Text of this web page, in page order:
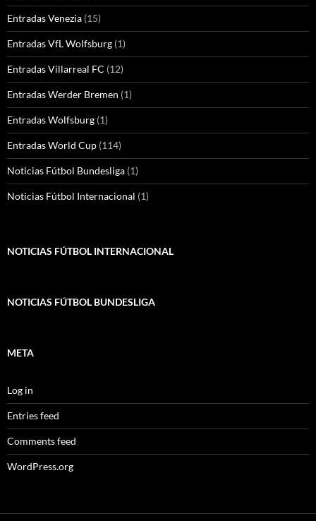
Entradas Venezia (15)
Entradas VfL Wolfsburg (1)
Entradas Villarreal FC (12)
Entradas Werder Bremen (1)
Entradas Wolfsburg (1)
Entradas World Cup (114)
Noticias Fútbol Bundesliga (1)
Noticias Fútbol Internacional (1)
NOTICIAS FÚTBOL INTERNACIONAL
NOTICIAS FÚTBOL BUNDESLIGA
META
Log in
Entries feed
Comments feed
WordPress.org